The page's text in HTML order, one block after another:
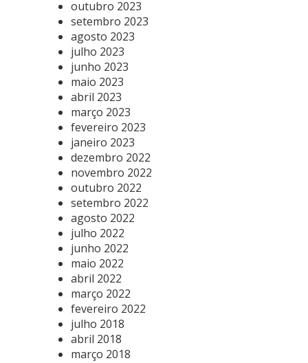
outubro 2023
setembro 2023
agosto 2023
julho 2023
junho 2023
maio 2023
abril 2023
março 2023
fevereiro 2023
janeiro 2023
dezembro 2022
novembro 2022
outubro 2022
setembro 2022
agosto 2022
julho 2022
junho 2022
maio 2022
abril 2022
março 2022
fevereiro 2022
julho 2018
abril 2018
março 2018